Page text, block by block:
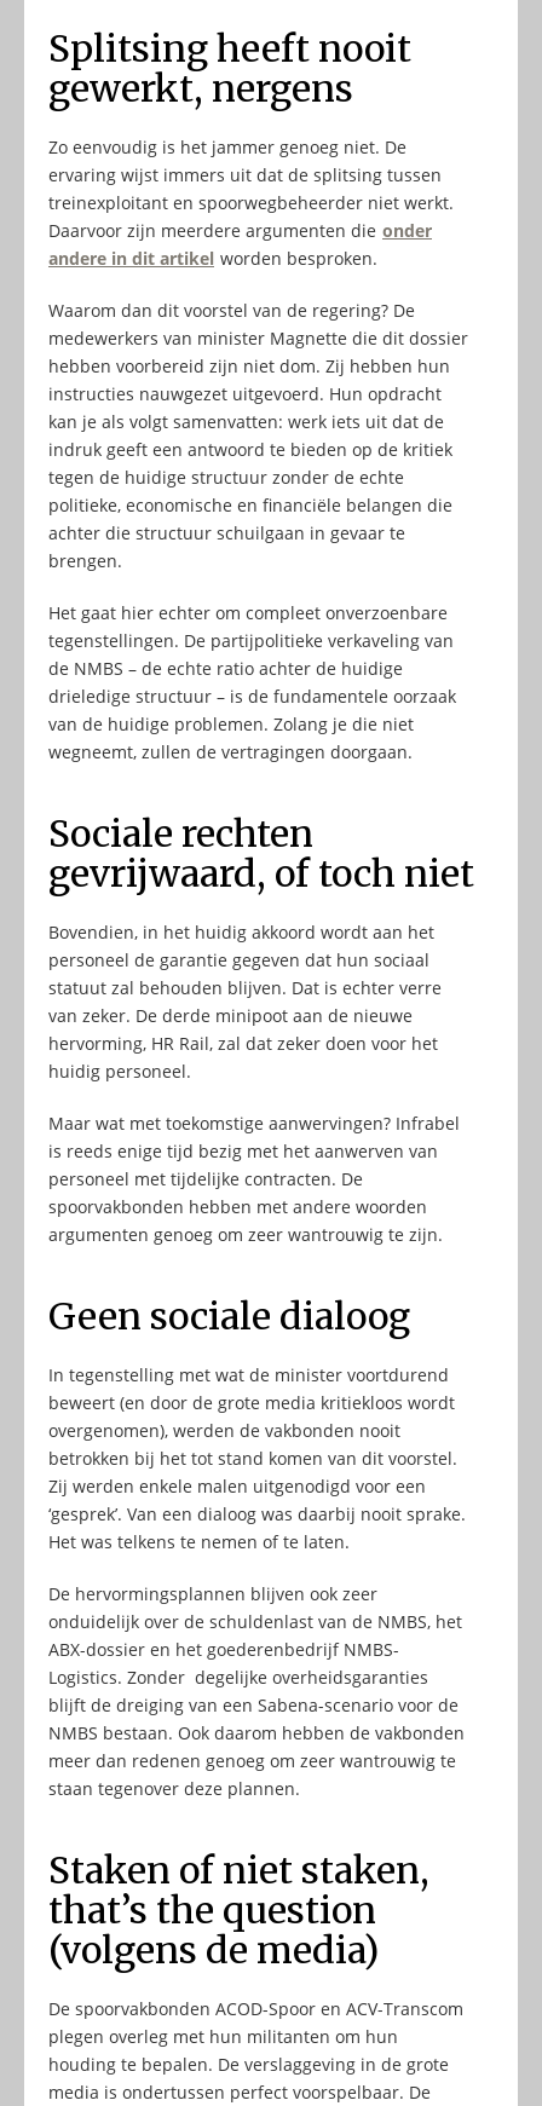
Splitsing heeft nooit
gewerkt, nergens
Zo eenvoudig is het jammer genoeg niet. De
ervaring wijst immers uit dat de splitsing tussen
treinexploitant en spoorwegbeheerder niet werkt.
Daarvoor zijn meerdere argumenten die onder
andere in dit artikel worden besproken.
Waarom dan dit voorstel van de regering? De
medewerkers van minister Magnette die dit dossier
hebben voorbereid zijn niet dom. Zij hebben hun
instructies nauwgezet uitgevoerd. Hun opdracht
kan je als volgt samenvatten: werk iets uit dat de
indruk geeft een antwoord te bieden op de kritiek
tegen de huidige structuur zonder de echte
politieke, economische en financiële belangen die
achter die structuur schuilgaan in gevaar te
brengen.
Het gaat hier echter om compleet onverzoenbare
tegenstellingen. De partijpolitieke verkaveling van
de NMBS – de echte ratio achter de huidige
drieledige structuur – is de fundamentele oorzaak
van de huidige problemen. Zolang je die niet
wegneemt, zullen de vertragingen doorgaan.
Sociale rechten
gevrijwaard, of toch niet
Bovendien, in het huidig akkoord wordt aan het
personeel de garantie gegeven dat hun sociaal
statuut zal behouden blijven. Dat is echter verre
van zeker. De derde minipoot aan de nieuwe
hervorming, HR Rail, zal dat zeker doen voor het
huidig personeel.
Maar wat met toekomstige aanwervingen? Infrabel
is reeds enige tijd bezig met het aanwerven van
personeel met tijdelijke contracten. De
spoorvakbonden hebben met andere woorden
argumenten genoeg om zeer wantrouwig te zijn.
Geen sociale dialoog
In tegenstelling met wat de minister voortdurend
beweert (en door de grote media kritiekloos wordt
overgenomen), werden de vakbonden nooit
betrokken bij het tot stand komen van dit voorstel.
Zij werden enkele malen uitgenodigd voor een
‘gesprek’. Van een dialoog was daarbij nooit sprake.
Het was telkens te nemen of te laten.
De hervormingsplannen blijven ook zeer
onduidelijk over de schuldenlast van de NMBS, het
ABX-dossier en het goederenbedrijf NMBS-
Logistics. Zonder degelijke overheidsgaranties
blijft de dreiging van een Sabena-scenario voor de
NMBS bestaan. Ook daarom hebben de vakbonden
meer dan redenen genoeg om zeer wantrouwig te
staan tegenover deze plannen.
Staken of niet staken,
that’s the question
(volgens de media)
De spoorvakbonden ACOD-Spoor en ACV-Transcom
plegen overleg met hun militanten om hun
houding te bepalen. De verslaggeving in de grote
media is ondertussen perfect voorspelbaar. De